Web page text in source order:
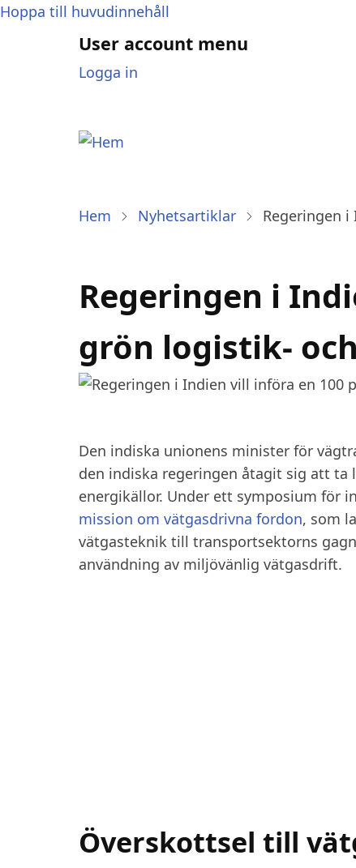
Hoppa till huvudinnehåll
User account menu
Logga in
Hem Nyhetsartiklar Regeringen
Regeringen i
grön logistik-
Den indiska unionens minister för
den indiska regeringen åtagit sig att
energikällor. Under ett symposium för
mission om vätgasdrivna fordon, som
vätgasteknik till transportsektorns
användning av miljövänlig vätgasdrift.
Överskottsel till